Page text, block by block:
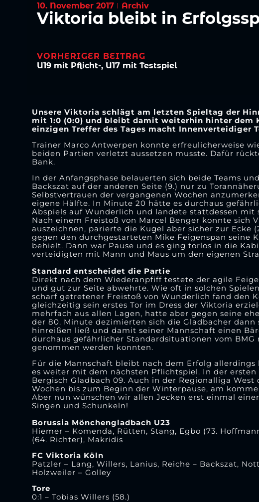
10. November 2017 Archiv
Viktoria bleibt in
VORHERIGER BEITRAG
U19 mit Pflicht-, U17 mit Testspiel
Unsere Viktoria schlägt am letzten Spieltag der
mit 1:0 (0:0) und bleibt damit weiterhin hinter dem
einzigen Treffer des Tages macht Innenverteidiger
Trainer Marco Antwerpen konnte erfreulicherweise
beiden Partien verletzt aussetzen musste. Dafür
Bank.
In der Anfangsphase belauerten sich beide Teams
Backszat auf der anderen Seite (9.) nur zu
Selbstvertrauen der vergangenen Wochen
eigene Hälfte. In Minute 20 hätte es durchaus
Abspiels auf Wunderlich und landete stattdessen mit
Nach einem Freistoß von Marcel Benger konnte sich
auszeichnen, parierte die Kugel aber sicher zur
gegen den durchgestarteten Mike Feigenspan seine
behielt. Dann war Pause und es ging torlos in die
verteidigten mit Mann und Maus um den eigenen
Standard entscheidet die Partie
Direkt nach dem Wiederanpfiff testete der agile
und gut zur Seite abwehrte. Wie oft in solchen
scharf getretener Freistoß von Wunderlich fand den
gleichzeitig sein erstes Tor im Dress der Viktoria
mehrfach aus allen Lagen, hatte aber gegen seine
der 80. Minute dezimierten sich die Gladbacher dann
hinreißen ließ und damit seiner Mannschaft einen
durchaus gefährlicher Standardsituationen vom
genommen werden konnten.
Für die Mannschaft bleibt nach dem Erfolg
es weiter mit dem nächsten Pflichtspiel. In der
Bergisch Gladbach 09. Auch in der Regionalliga
Wochen bis zum Beginn der Winterpause, am
Aber nun wünschen wir allen Jecken erst einmal
Singen und Schunkeln!
Borussia Mönchengladbach U23
Hiemer – Komenda, Rütten, Stang, Egbo (73.
(64. Richter), Makridis
FC Viktoria Köln
Patzler – Lang, Willers, Lanius, Reiche – Backszat,
Holzweiler – Golley
Tore
0:1 – Tobias Willers (58.)